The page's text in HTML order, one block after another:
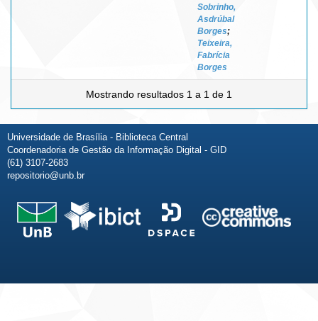
Sobrinho,
Asdrúbal
Borges;
Teixeira,
Fabrícia
Borges
Mostrando resultados 1 a 1 de 1
Universidade de Brasília - Biblioteca Central
Coordenadoria de Gestão da Informação Digital - GID
(61) 3107-2683
repositorio@unb.br